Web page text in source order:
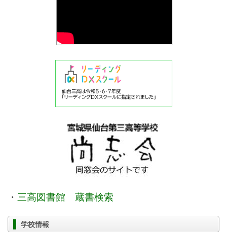
・ 三高図書館 蔵書検索
学校情報